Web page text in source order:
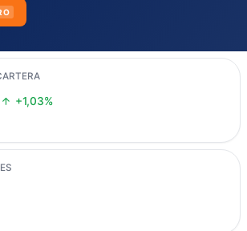
+1,03%